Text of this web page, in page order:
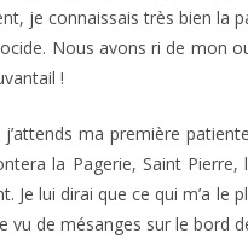
je connaissais très bien
Nous avons ri de mon
!
ma première
la Pagerie, Saint
Je lui dirai que ce qui m’a
vu de mésanges sur le bord